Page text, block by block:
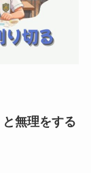
と無理をする